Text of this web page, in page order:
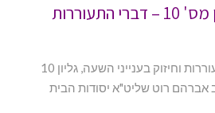
ושכנתי בתוכם – גליון מס' 10 – דברי התעוררות
'ושכנתי בתוכם' – דברי התעוררות וחיזוק בענייני השעה, גליון 10
רוט שליט"א יסודות הבית